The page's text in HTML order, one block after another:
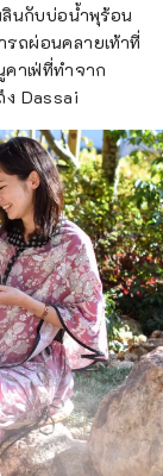
ลินกับบ่อน้ำพุร้อน
ถผ่อนคลายเท้าที่
าเฟ่ที่ทำจาก
ง Dassai